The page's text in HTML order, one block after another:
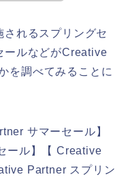
されるスプリングセ
ールなどがCreative
を調べてみることに
サマーセール】
ール】【 Creative
Partner スプリン